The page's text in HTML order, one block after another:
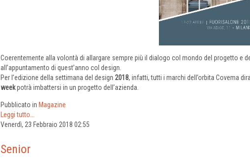
Coerentemente alla volontà di allargare sempre più il dialogo col mondo del progetto e
all’appuntamento di quest’anno col design.
Per l’edizione della settimana del design 2018, infatti, tutti i marchi dell’orbita Covema
weekpotrà imbattersi in un progetto dell’azienda.
Pubblicato in Magazine
Leggi tutto...
Venerdì, 23 Febbraio 2018 02:55
Senior